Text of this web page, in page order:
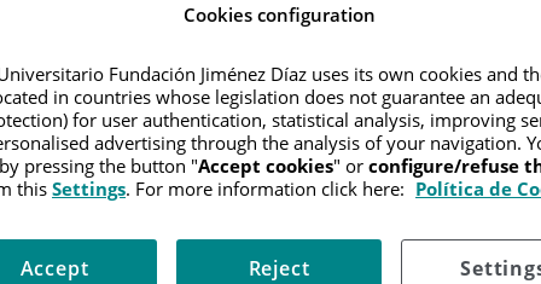
cáncer de tiroides. El tipo de operación dependerá del tamaño del
Cookies configuration
Fundación Jiménez Díaz uses its own cookies and
in countries whose legislation does not guarantee an
for user authentication, statistical analysis, improving
advertising through the analysis of your navigation.
pressing the button "Accept cookies" or configure/refuse
thisSettings. For more information click here: Política de
Reject
Accept